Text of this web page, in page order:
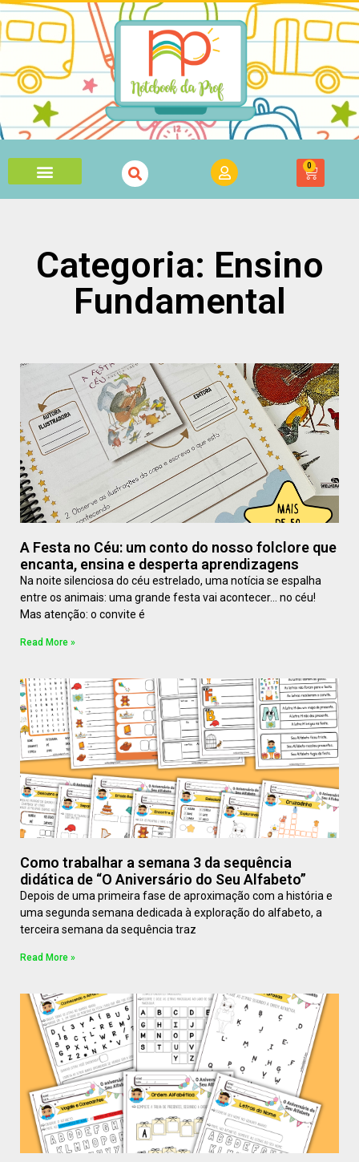
0
Categoria: Ensino
Fundamental
A Festa no Céu: um conto do nosso folclore que
encanta, ensina e desperta aprendizagens
Na noite silenciosa do céu estrelado, uma notícia se espalha
entre os animais: uma grande festa vai acontecer… no céu!
Mas atenção: o convite é
Read More »
Como trabalhar a semana 3 da sequência
didática de “O Aniversário do Seu Alfabeto”
Depois de uma primeira fase de aproximação com a história e
uma segunda semana dedicada à exploração do alfabeto, a
terceira semana da sequência traz
Read More »